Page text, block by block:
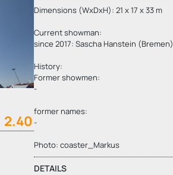
2.40
Dimensions (WxDxH): 21 x 17 x 33 m
Current showman:
since 2017: Sascha Hanstein (Bremen)
History:
Former showmen:
-
former names:
-
Photo: coaster_Markus
DETAILS